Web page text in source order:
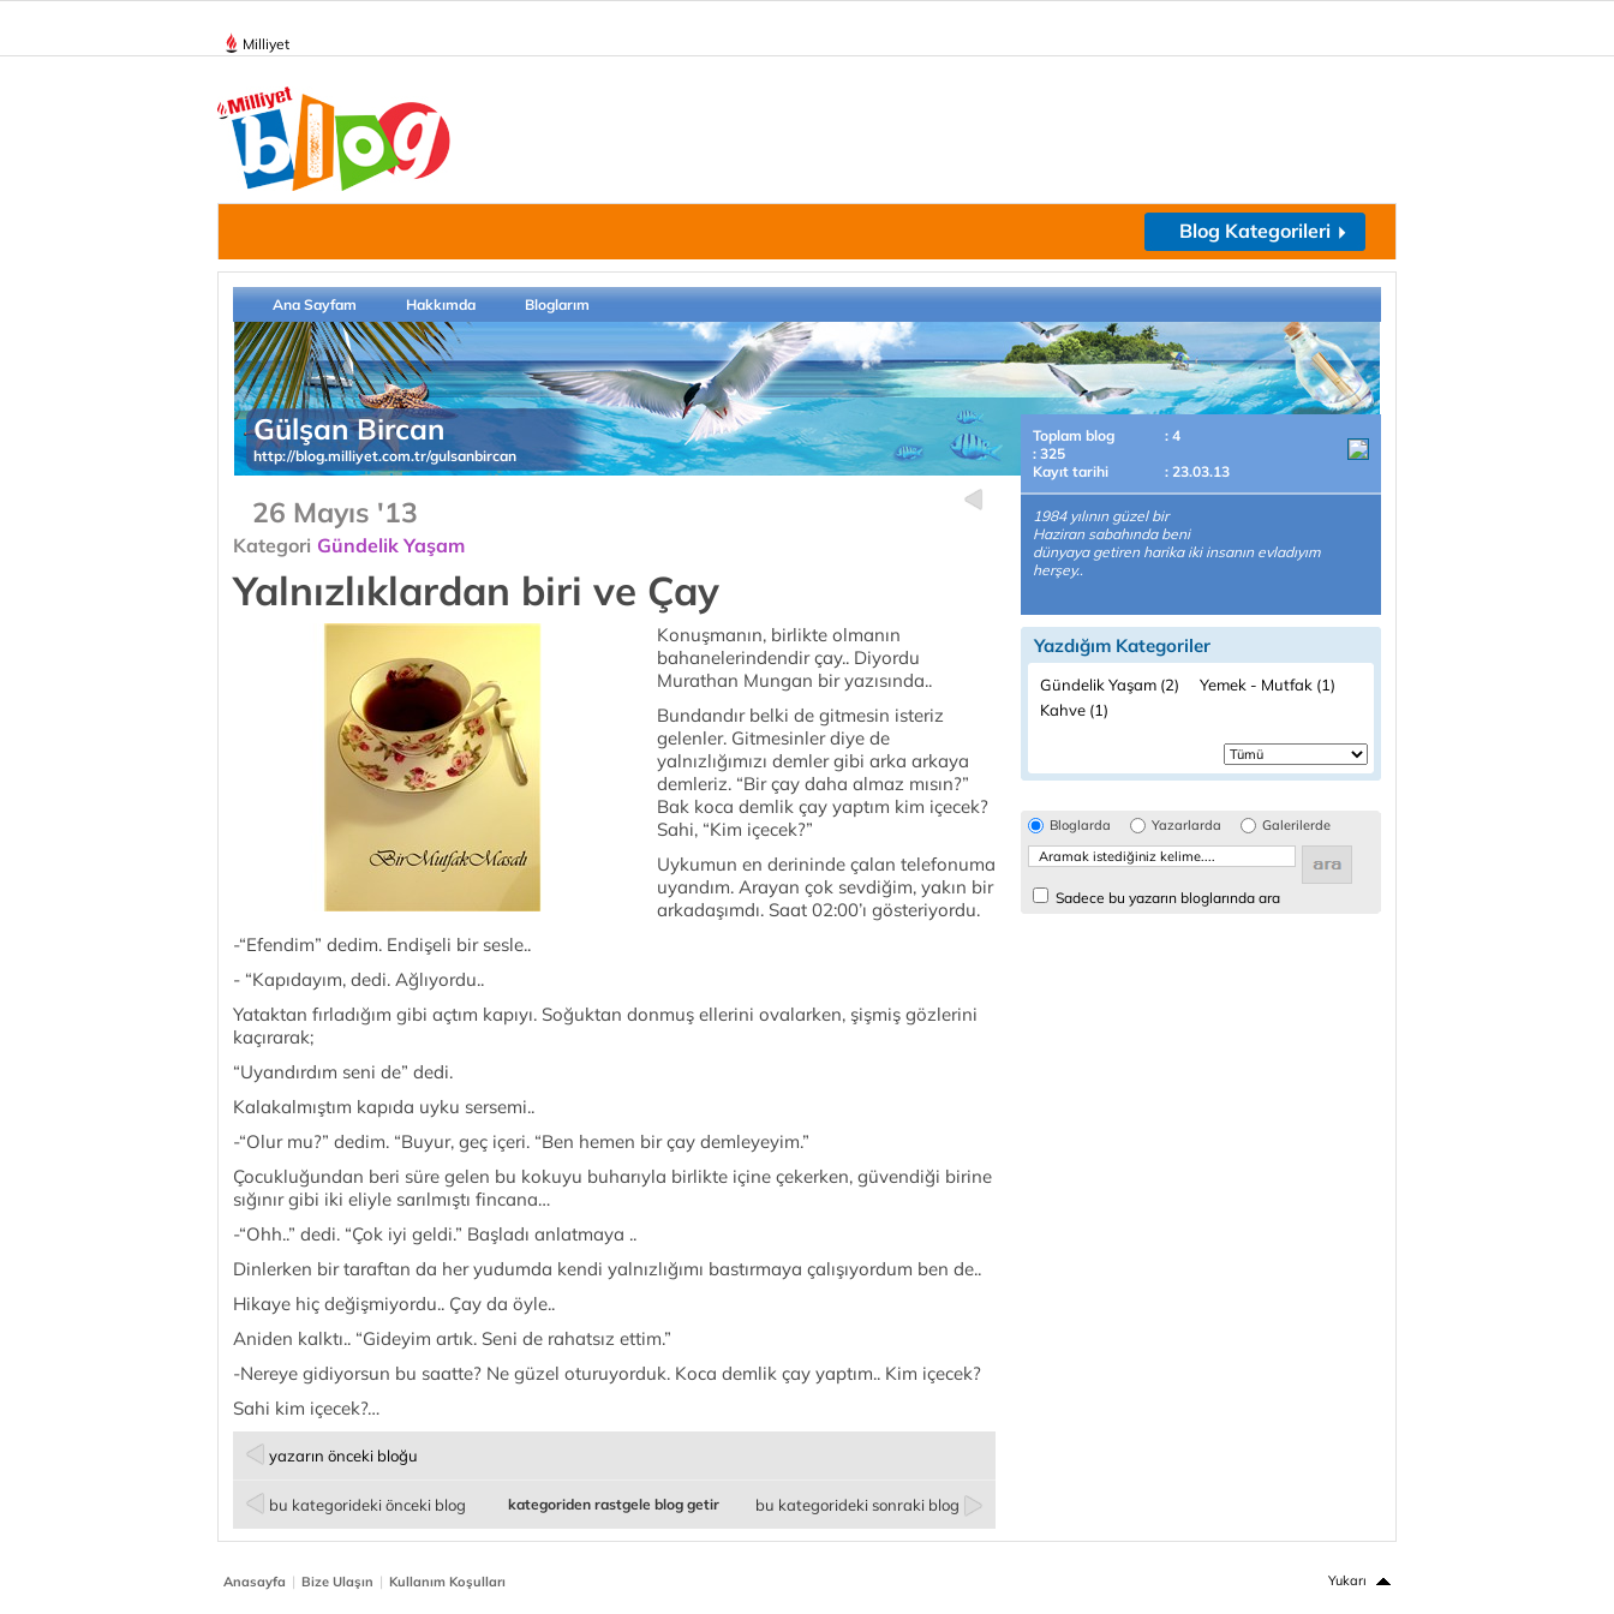
Milliyet
Blog Kategorileri
Ana Sayfam Hakkımda Bloglarım
Gülşan Bircan
http://blog.milliyet.com.tr/gulsanbircan
26 Mayıs '13
Kategori Gündelik Yaşam
Yalnızlıklardan biri ve Çay
Konuşmanın, birlikte olmanın
bahanelerindendir çay.. Diyordu
Murathan Mungan bir yazısında..
Bundandır belki de gitmesin isteriz
gelenler. Gitmesinler diye de
yalnızlığımızı demler gibi arka arkaya
demleriz. “Bir çay daha almaz mısın?”
Bak koca demlik çay yaptım kim içecek?
Sahi, “Kim içecek?”
Uykumun en derininde çalan telefonuma
uyandım. Arayan çok sevdiğim, yakın bir
arkadaşımdı. Saat 02:00’ı gösteriyordu.
-“Efendim” dedim. Endişeli bir sesle..
- “Kapıdayım, dedi. Ağlıyordu..
Yataktan fırladığım gibi açtım kapıyı. Soğuktan donmuş ellerini ovalarken, şişmiş gözlerini
kaçırarak;
“Uyandırdım seni de” dedi.
Kalakalmıştım kapıda uyku sersemi..
-“Olur mu?” dedim. “Buyur, geç içeri. “Ben hemen bir çay demleyeyim.”
Çocukluğundan beri süre gelen bu kokuyu buharıyla birlikte içine çekerken, güvendiği birine
sığınır gibi iki eliyle sarılmıştı fincana…
-“Ohh..” dedi. “Çok iyi geldi.” Başladı anlatmaya ..
Dinlerken bir taraftan da her yudumda kendi yalnızlığımı bastırmaya çalışıyordum ben de..
Hikaye hiç değişmiyordu.. Çay da öyle..
Aniden kalktı.. “Gideyim artık. Seni de rahatsız ettim.”
-Nereye gidiyorsun bu saatte? Ne güzel oturuyorduk. Koca demlik çay yaptım.. Kim içecek?
Sahi kim içecek?…
yazarın önceki bloğu
bu kategorideki önceki blog bu kategorideki sonraki blog
kategoriden rastgele blog getir
Toplam blog
: 4
: 325
Kayıt tarihi
: 23.03.13
1984 yılının güzel bir
Haziran sabahında beni
dünyaya getiren harika iki insanın evladıyım
herşey..
Yazdığım Kategoriler
Gündelik Yaşam (2)
Yemek - Mutfak (1)
Kahve (1)
Bloglarda Yazarlarda Galerilerde
Sadece bu yazarın bloglarında ara
Anasayfa | Bize Ulaşın | Kullanım Koşulları Yukarı